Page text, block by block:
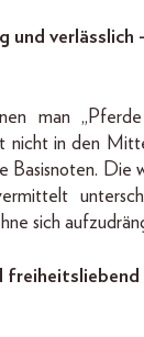
und verlässlich
man „Pferde
nicht in den
Basisnoten. Die
sich